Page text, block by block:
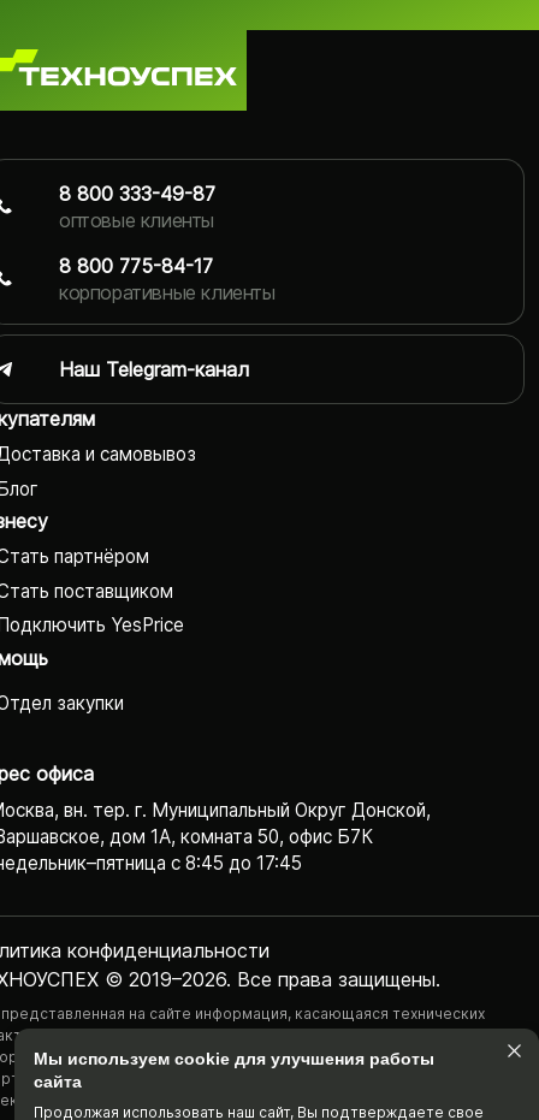
и самовывоз
партнёром
поставщиком
YesPrice
закупки
офиса
вн. тер. г. Муниципальный Округ Донской,
дом 1А, комната 50, офис Б7К
с 8:45 до 17:45
© 2019–2026. Все права защищены.
конфиденциаль­ности
на сайте информация, касающаяся технических
наличия на складе, стоимости товаров, носит
характер и ни при каких условиях не является публичной
определяемой положениями Статьи 437(2) Гражданского
РФ.
8 800 333-49-87
оптовые клиенты
8 800 775-84-17
корпоративные клиенты
Наш Telegram-канал
Мы используем cookie для улучшения работы
сайта
Продолжая использовать наш cайт, Вы подтвержда­ете свое